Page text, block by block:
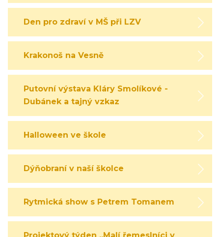
Den pro zdraví v MŠ při LZV
Krakonoš na Vesně
Putovní výstava Kláry Smolíkové -
Dubánek a tajný vzkaz
Halloween ve škole
Dýňobraní v naší školce
Rytmická show s Petrem Tomanem